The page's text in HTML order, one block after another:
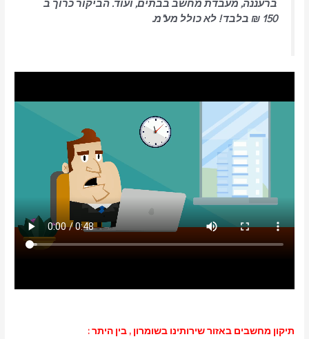
150 ₪ בלבד ! לא כולל מע"מ.
תיקון מחשבים באזור שירותינו בשומרון , בין היתר :